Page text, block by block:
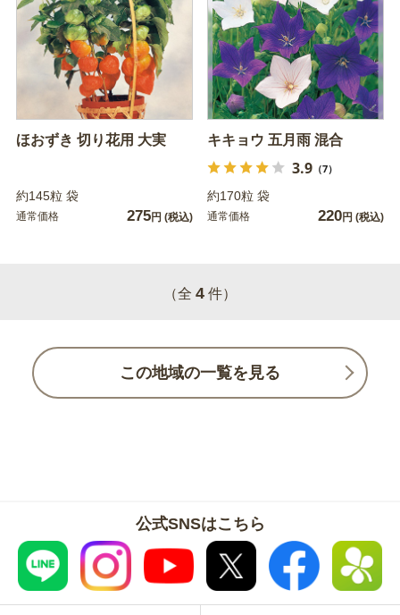
ほおずき 切り花用 大実
約145粒 袋
通常価格 275円 (税込)
キキョウ 五月雨 混合
3.9（7）
約170粒 袋
通常価格 220円 (税込)
（全 4 件）
この地域の一覧を見る
公式SNSはこちら